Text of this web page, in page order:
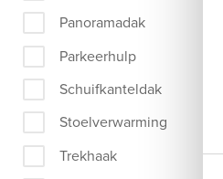
Panoramadak
Parkeerhulp
Schuifkanteldak
Stoelverwarming
Trekhaak